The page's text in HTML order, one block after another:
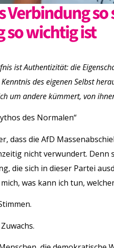
Verbindung
so wichtig ist
ist Authentizität: die
des eigenen Selbst
um andere kümmert, von
des Normalen“
dass die AfD
nicht verwundert. Denn
die sich in dieser Partei
was kann ich tun,